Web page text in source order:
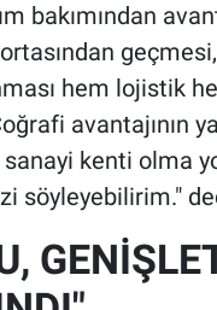
bakımından
hem lojistik
avantajının
kenti olma
söyleyebilirim."